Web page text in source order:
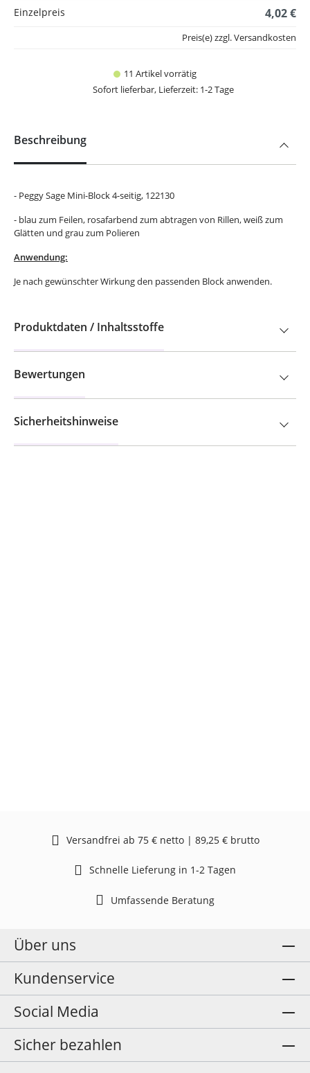
Einzelpreis
4,02 €
11 Artikel vorrätig
Sofort lieferbar, Lieferzeit: 1-2 Tage
Preis(e) zzgl. Versandkosten
Beschreibung
- Peggy Sage Mini-Block 4-seitig, 122130
- blau zum Feilen, rosafarbend zum abtragen von Rillen, weiß zum
Glätten und grau zum Polieren
Anwendung:
Je nach gewünschter Wirkung den passenden Block anwenden.
Produktdaten / Inhaltsstoffe
Bewertungen
Sicherheitshinweise
Versandfrei ab 75 € netto | 89,25 € brutto
Schnelle Lieferung in 1-2 Tagen
Umfassende Beratung
Über uns
Kundenservice
Social Media
Sicher bezahlen